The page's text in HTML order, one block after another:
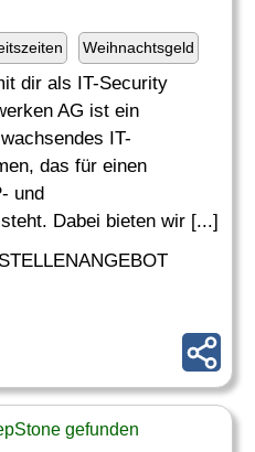
Weihnachtsgeld
dir als IT-Security
AG ist ein
IT-
das für einen
und
Dabei bieten wir [...]
gefunden